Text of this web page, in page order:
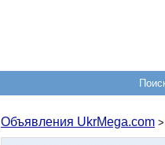
Объявления UkrMega.com >